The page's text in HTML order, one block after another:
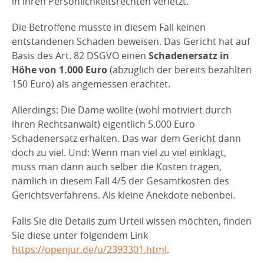
Die Betroffene musste in diesem Fall keinen
entstandenen Schaden beweisen. Das Gericht hat auf
Basis des Art. 82 DSGVO einen Schadenersatz in
Höhe von 1.000 Euro(abzüglich der bereits bezahlten
150 Euro) als angemessen erachtet.
Allerdings: Die Dame wollte (wohl motiviert durch
ihren Rechtsanwalt) eigentlich 5.000 Euro
Schadenersatz erhalten. Das war dem Gericht dann
doch zu viel. Und: Wenn man viel zu viel einklagt,
muss man dann auch selber die Kosten tragen,
nämlich in diesem Fall 4/5 der Gesamtkosten des
Gerichtsverfahrens. Als kleine Anekdote nebenbei.
Falls Sie die Details zum Urteil wissen möchten, finden
Sie diese unter folgendem Link
https://openjur.de/u/2393301.html.